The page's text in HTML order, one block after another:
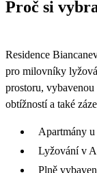
Proč si
Residence
pro milovníky
prostoru,
obtížností a také
Apartmány
Lyžování v
Plně